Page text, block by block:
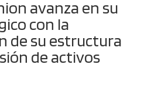
avanza en su
con la
de su estructura
de activos